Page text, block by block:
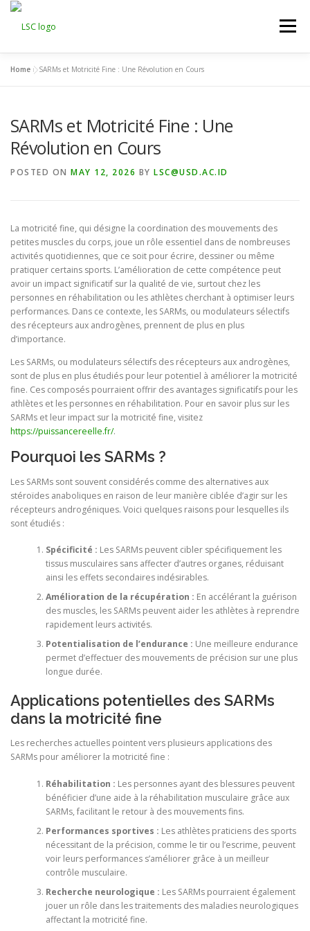
Skip
content
Menu
ACCEPTED ABSTRACTS VENUES LINKS
Home »SARMs et Motricité Fine : Une Révolution en Cours
SARMs et Motricité Fine : Une
Révolution en Cours
POSTED ON MAY 12, 2026 BY LSC@USD.AC.ID
La motricité fine, qui désigne la coordination des mouvements des
petites muscles du corps, joue un rôle essentiel dans de nombreuses
activités quotidiennes, que ce soit pour écrire, dessiner ou même
pratiquer certains sports. L’amélioration de cette compétence peut
avoir un impact significatif sur la qualité de vie, surtout chez les
personnes en réhabilitation ou les athlètes cherchant à optimiser leurs
performances. Dans ce contexte, les SARMs, ou modulateurs sélectifs
des récepteurs aux androgènes, prennent de plus en plus
d’importance.
Les SARMs, ou modulateurs sélectifs des récepteurs aux androgènes,
sont de plus en plus étudiés pour leur potentiel à améliorer la motricité
fine. Ces composés pourraient offrir des avantages significatifs pour les
athlètes et les personnes en réhabilitation. Pour en savoir plus sur les
SARMs et leur impact sur la motricité fine, visitez
https://puissancereelle.fr/.
Pourquoi les SARMs ?
Les SARMs sont souvent considérés comme des alternatives aux
stéroïdes anaboliques en raison de leur manière ciblée d’agir sur les
récepteurs androgéniques. Voici quelques raisons pour lesquelles ils
sont étudiés :
Spécificité : Les SARMs peuvent cibler spécifiquement les
tissus musculaires sans affecter d’autres organes, réduisant
ainsi les effets secondaires indésirables.
Amélioration de la récupération : En accélérant la guérison
des muscles, les SARMs peuvent aider les athlètes à reprendre
rapidement leurs activités.
Potentialisation de l’endurance : Une meilleure endurance
permet d’effectuer des mouvements de précision sur une plus
longue durée.
Applications potentielles des SARMs
dans la motricité fine
Les recherches actuelles pointent vers plusieurs applications des
SARMs pour améliorer la motricité fine :
Réhabilitation : Les personnes ayant des blessures peuvent
bénéficier d’une aide à la réhabilitation musculaire grâce aux
SARMs, facilitant le retour à des mouvements fins.
Performances sportives : Les athlètes praticiens des sports
nécessitant de la précision, comme le tir ou l’escrime, peuvent
voir leurs performances s’améliorer grâce à un meilleur
contrôle musculaire.
Recherche neurologique : Les SARMs pourraient également
jouer un rôle dans les traitements des maladies neurologiques
affectant la motricité fine.